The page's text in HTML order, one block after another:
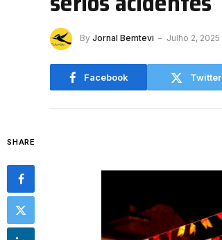
By Jornal Bemtevi Julho 2, 2025
Facebook Twitter
SHARE